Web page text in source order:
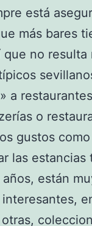
está
más bares
no
a
o
gustos
las estancias
están